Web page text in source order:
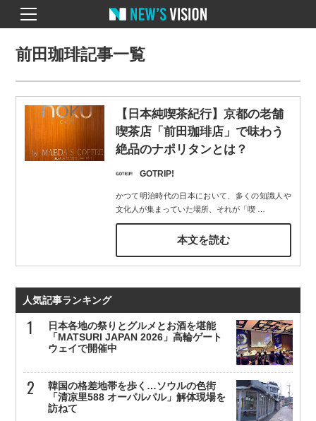
前田珈琲記事一覧
【日本純喫茶紀行】京都の老舗
喫茶店「前田珈琲店」で味わう
絶品のナポリタンとは？
GOTRIP!
かつて明治時代の日本において、多くの知識人や
文化人が集まっていた場所、それが「喫…
本文を読む
人気記事ランキング
日本各地の祭りとグルメとお酒を堪能
「MATSURI JAPAN 2026」高輪ゲート
ウェイで開催中
韓国の格差地帯を歩く…ソウルの色街
「清凉里588 オーパルパル」解体現場を
訪ねて